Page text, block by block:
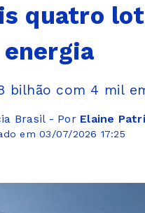
quatro
bilhão com 4 mil
Brasil - Por Elaine
em 03/07/2026 17:25